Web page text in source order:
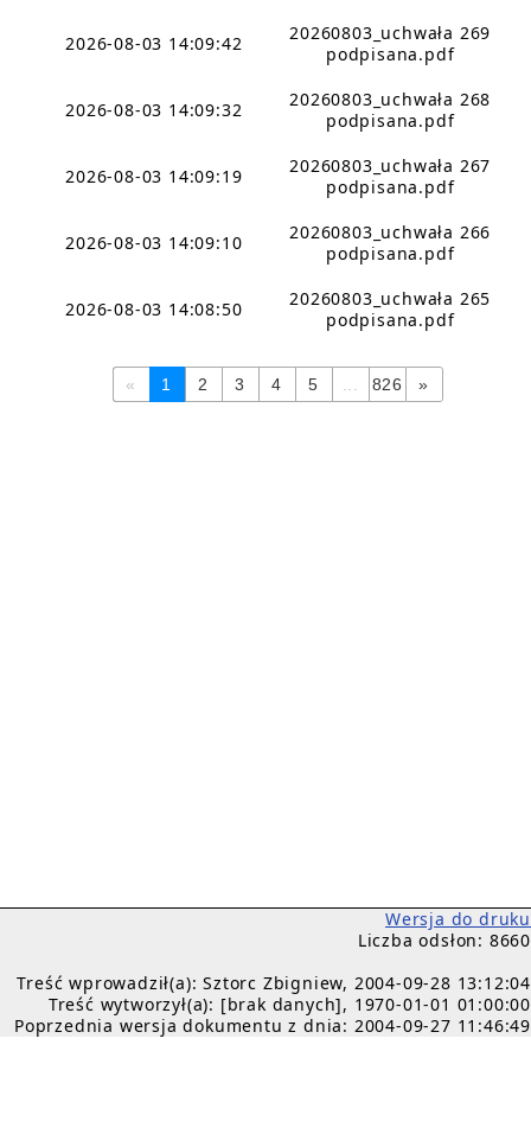
2026-08-03 14:09:42
20260803_uchwała 269
podpisana.pdf
2026-08-03 14:09:32
20260803_uchwała 268
podpisana.pdf
2026-08-03 14:09:19
20260803_uchwała 267
podpisana.pdf
2026-08-03 14:09:10
20260803_uchwała 266
podpisana.pdf
2026-08-03 14:08:50
20260803_uchwała 265
podpisana.pdf
« 1 2 3 4 5 826 »
Wersja do druku
Liczba odsłon: 8660
Treść wprowadził(a): Sztorc Zbigniew, 2004-09-28 13:12:04
Treść wytworzył(a): [brak danych], 1970-01-01 01:00:00
Poprzednia wersja dokumentu z dnia: 2004-09-27 11:46:49